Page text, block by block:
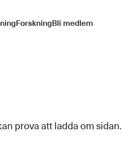
ForskningBli medlem
prova att ladda om sidan.